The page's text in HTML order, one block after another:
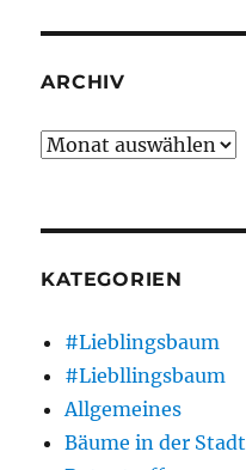
ARCHIV
Archiv
KATEGORIEN
#Lieblingsbaum
#Liebllingsbaum
Allgemeines
Bäume in der Stadt